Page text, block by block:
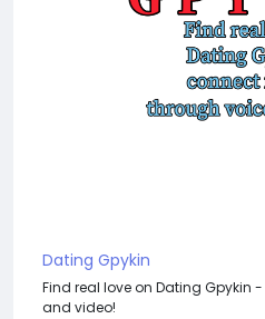
Dating Gpykin
Find real love on Dating Gpykin
and video!